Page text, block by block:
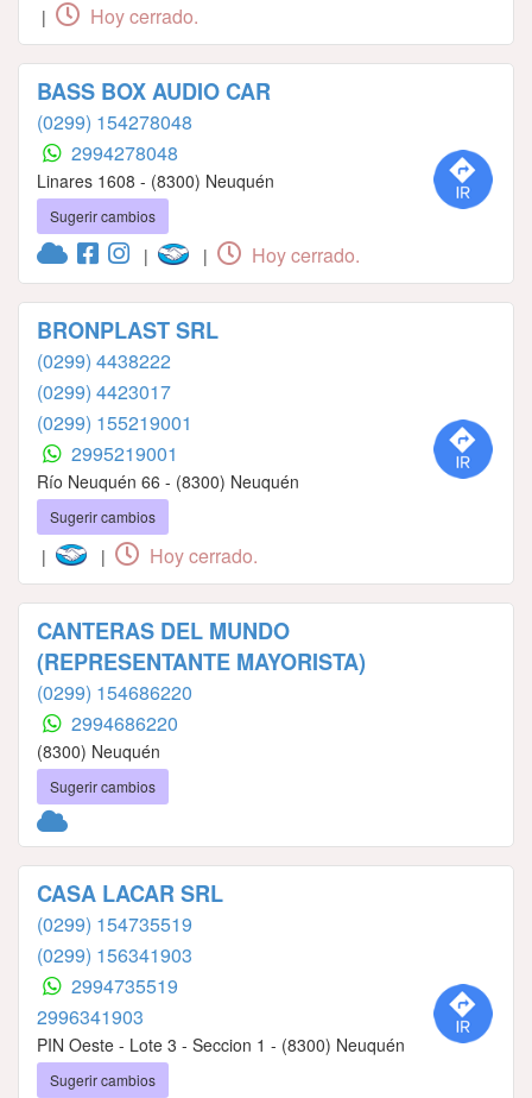
| Hoy cerrado.
BASS BOX AUDIO CAR
(0299) 154278048
2994278048
Linares 1608 - (8300) Neuquén
Sugerir cambios
| | Hoy cerrado.
BRONPLAST SRL
(0299) 4438222
(0299) 4423017
(0299) 155219001
2995219001
Río Neuquén 66 - (8300) Neuquén
Sugerir cambios
| | Hoy cerrado.
CANTERAS DEL MUNDO
(REPRESENTANTE MAYORISTA)
(0299) 154686220
2994686220
(8300) Neuquén
Sugerir cambios
CASA LACAR SRL
(0299) 154735519
(0299) 156341903
2994735519
2996341903
PIN Oeste - Lote 3 - Seccion 1 - (8300) Neuquén
Sugerir cambios